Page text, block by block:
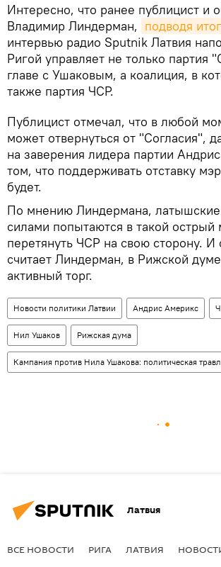
Интересно, что ранее публицист и
Владимир Линдерман, подводя
интервью радио Sputnik Латвия
Ригой управляет не только партия
главе с Ушаковым, а коалиция, в
также партия ЧСР.
Публицист отмечал, что в любой
может отвернуться от "Согласия",
на заверения лидера партии
том, что поддерживать отставку
будет.
По мнению Линдермана, латышские
силами попытаются в такой острый
перетянуть ЧСР на свою сторону. И
считает Линдерман, в Рижской
активный торг.
Новости политики Латвии Андрис Америкс
Нил Ушаков Рижская дума
Латвия
ВСЕ НОВОСТИ РИГА ЛАТВИЯ